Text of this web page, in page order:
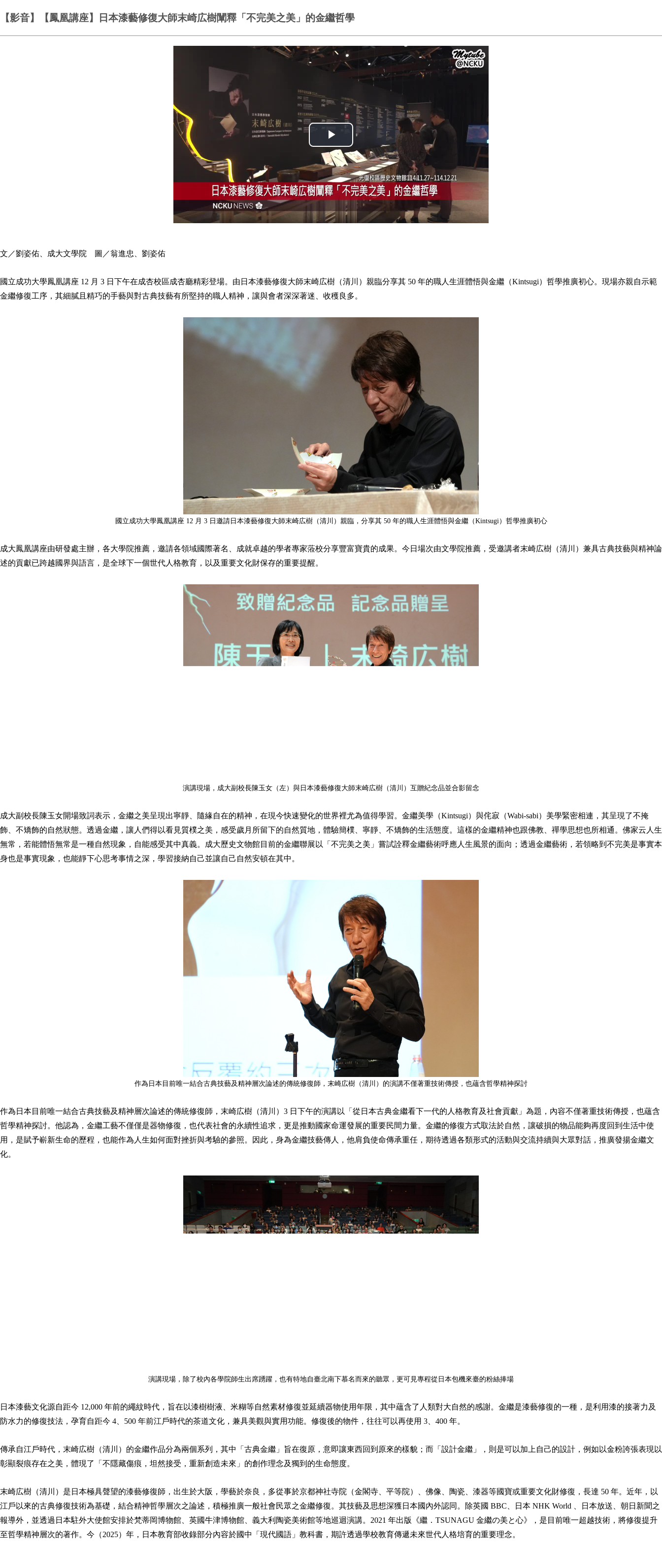
【影音】【鳳凰講座】日本漆藝修復大師末崎広樹闡釋「不完美之美」的金繼哲學
文／劉姿佑、成大文學院 圖／翁進忠、劉姿佑
國立成功大學鳳凰講座 12 月 3 日下午在成杏校區成杏廳精彩登場。由日本漆藝修復大師末崎広樹（清川）親臨分享其 50 年的職人生涯體悟與金繼（Kintsugi）哲學推廣初心。現場亦親自示範
金繼修復工序，其細膩且精巧的手藝與對古典技藝有所堅持的職人精神，讓與會者深深著迷、收穫良多。
國立成功大學鳳凰講座 12 月 3 日邀請日本漆藝修復大師末崎広樹（清川）親臨，分享其 50 年的職人生涯體悟與金繼（Kintsugi）哲學推廣初心
成大鳳凰講座由研發處主辦，各大學院推薦，邀請各領域國際著名、成就卓越的學者專家蒞校分享豐富寶貴的成果。今日場次由文學院推薦，受邀講者末崎広樹（清川）兼具古典技藝與精神論
述的貢獻已跨越國界與語言，是全球下一個世代人格教育，以及重要文化財保存的重要提醒。
演講現場，成大副校長陳玉女（左）與 日本漆藝修復大師末崎広樹（清川）互贈紀念品並合影留念
成大副校長陳玉女開場致詞表示，金繼之美呈現出寧靜、隨緣自在的精神，在現今快速變化的世界裡尤為值得學習。金繼美學（Kintsugi）與侘寂（Wabi-sabi）美學緊密相連，其呈現了不掩
飾、不矯飾的自然狀態。透過金繼，讓人們得以看見質樸之美，感受歲月所留下的自然質地，體驗簡樸、寧靜、不矯飾的生活態度。這樣的金繼精神也跟佛教、禪學思想也所相通。佛家云人生
無常，若能體悟無常是一種自然現象，自能感受其中真義。成大歷史文物館目前的金繼聯展以「不完美之美」嘗試詮釋金繼藝術呼應人生風景的面向；透過金繼藝術，若領略到不完美是事實本
身也是事實現象，也能靜下心思考事情之深，學習接納自己並讓自己自然安頓在其中。
作為日本目前唯一結合古典技藝及精神層次論述的傳統修復師，末崎広樹（清川）的演講不僅著重技術傳授，也蘊含哲學精神探討
作為日本目前唯一結合古典技藝及精神層次論述的傳統修復師，末崎広樹（清川）3 日下午的演講以「從日本古典金繼看下一代的人格教育及社會貢獻」為題，內容不僅著重技術傳授，也蘊含
哲學精神探討。他認為，金繼工藝不僅僅是器物修復，也代表社會的永續性追求，更是推動國家命運發展的重要民間力量。金繼的修復方式取法於自然，讓破損的物品能夠再度回到生活中使
用，是賦予嶄新生命的歷程，也能作為人生如何面對挫折與考驗的參照。因此，身為金繼技藝傳人，他肩負使命傳承重任，期待透過各類形式的活動與交流持續與大眾對話，推廣發揚金繼文
化。
演講現場，除了校內各學院師生出席踴躍，也有特地自臺北南下慕名而來的聽眾，更可見專程從日本包機來臺的粉絲捧場
日本漆藝文化源自距今 12,000 年前的繩紋時代，旨在以漆樹樹液、米糊等自然素材修復並延續器物使用年限，其中蘊含了人類對大自然的感謝。金繼是漆藝修復的一種，是利用漆的接著力及
防水力的修復技法，孕育自距今 4、500 年前江戶時代的茶道文化，兼具美觀與實用功能。修復後的物件，往往可以再使用 3、400 年。
傳承自江戶時代，末崎広樹（清川）的金繼作品分為兩個系列，其中「古典金繼」旨在復原，意即讓東西回到原來的樣貌；而「設計金繼」，則是可以加上自己的設計，例如以金粉誇張表現以
彰顯裂痕存在之美，體現了「不隱藏傷痕，坦然接受，重新創造未來」的創作理念及獨到的生命態度。
末崎広樹（清川）是日本極具聲望的漆藝修復師，出生於大阪，學藝於奈良，多從事於京都神社寺院（金閣寺、平等院）、佛像、陶瓷、漆器等國寶或重要文化財修復，長達 50 年。近年，以
江戶以來的古典修復技術為基礎，結合精神哲學層次之論述，積極推廣一般社會民眾之金繼修復。其技藝及思想深獲日本國內外認同。除英國 BBC、日本 NHK World 、日本放送、朝日新聞之
報導外，並透過日本駐外大使館安排於梵蒂岡博物館、英國牛津博物館、義大利陶瓷美術館等地巡迴演講。2021 年出版《繼．TSUNAGU 金繼の美と心》，是目前唯一超越技術，將修復提升
至哲學精神層次的著作。今（2025）年，日本教育部收錄部分內容於國中「現代國語」教科書，期許透過學校教育傳遞未來世代人格培育的重要理念。